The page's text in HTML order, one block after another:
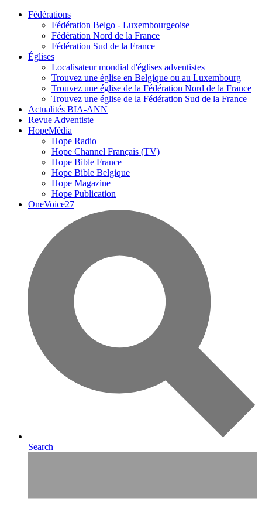
Fédérations
Fédération Belgo - Luxembourgeoise
Fédération Nord de la France
Fédération Sud de la France
Églises
Localisateur mondial d'églises adventistes
Trouvez une église en Belgique ou au Luxembourg
Trouvez une église de la Fédération Nord de la France
Trouvez une église de la Fédération Sud de la France
Actualités BIA-ANN
Revue Adventiste
HopeMédia
Hope Radio
Hope Channel Français (TV)
Hope Bible France
Hope Bible Belgique
Hope Magazine
Hope Publication
OneVoice27
Search